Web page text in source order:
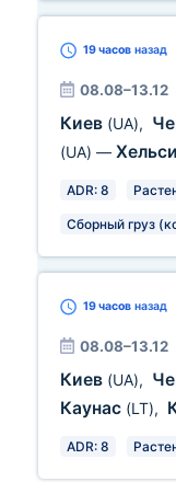
19 часов назад
08.08–13.12
Киев (UA),
(UA) —
ADR: 8
Сборный груз
19 часов назад
08.08–13.12
Киев (UA),
Каунас (LT),
ADR: 8